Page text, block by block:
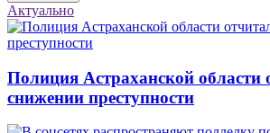
Актуально
Полиция Астраханской области
снижении преступности